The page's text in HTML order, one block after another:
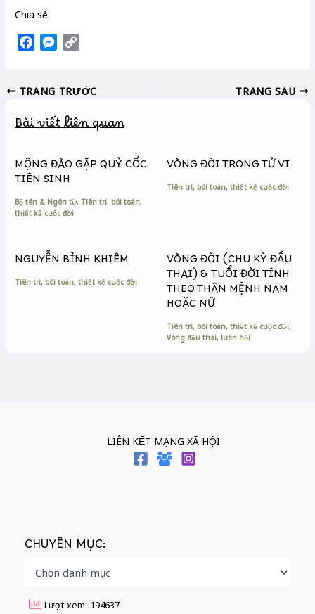
Chia sẻ:
e
o
k
M
s
n
e
r
y
i
k
TRANG TRƯỚC TRANG SAU
Bài viết liên quan
MỘNG ĐÀO GẶP QUỶ CỐC
TIÊN SINH
Bộ tên & Ngôn từ, Tiên tri, bói toán,
thiết kế cuộc đời
VÒNG ĐỜI TRONG TỬ VI
Tiên tri, bói toán, thiết kế cuộc đời
NGUYỄN BỈNH KHIÊM
Tiên tri, bói toán, thiết kế cuộc đời
VÒNG ĐỜI (CHU KỲ ĐẦU
THAI) & TUỔI ĐỜI TÍNH
THEO THÂN MỆNH NAM
HOẶC NỮ
Tiên tri, bói toán, thiết kế cuộc đời,
Vòng đầu thai, luân hồi
LIÊN KẾT MẠNG XÃ HỘI
CHUYÊN MỤC:
Lượt xem: 194637